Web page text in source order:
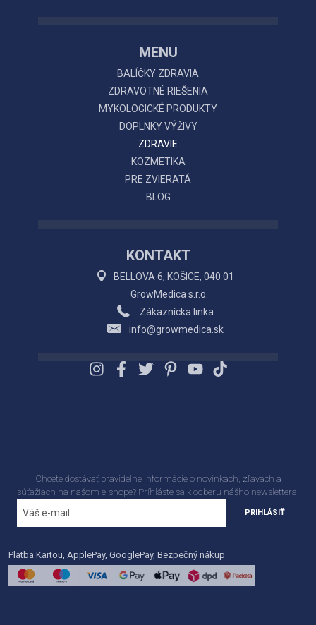
MENU
BALÍČKY ZDRAVIA
ZDRAVOTNÉ RIEŠENIA
MYKOLOGICKÉ PRODUKTY
DOPLNKY VÝŽIVY
ZDRAVIE
KOZMETIKA
PRE ZVIERATÁ
BLOG
KONTAKT
BELLOVA 6, KOŠICE, 040 01
GrowMedica s.r.o.
Zákaznícka linka
info@growmedica.sk
Chcete dostávať pravidelné informácie o novinkách, zľavách a
súťažiach na našom e-shope? Príhláste sa k odberu nášho newslettera!
PRIHLÁSIŤ
Platba Kartou, ApplePay, GooglePay, Bezpečný nákup